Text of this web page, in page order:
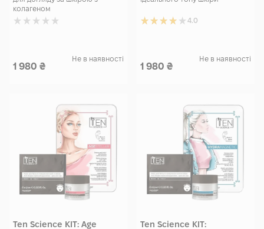
колагеном
1 980 ₴
Не в наявності
4.0
1 980 ₴
Не в наявності
Ten Science KIT: Age
Ten Science KIT: